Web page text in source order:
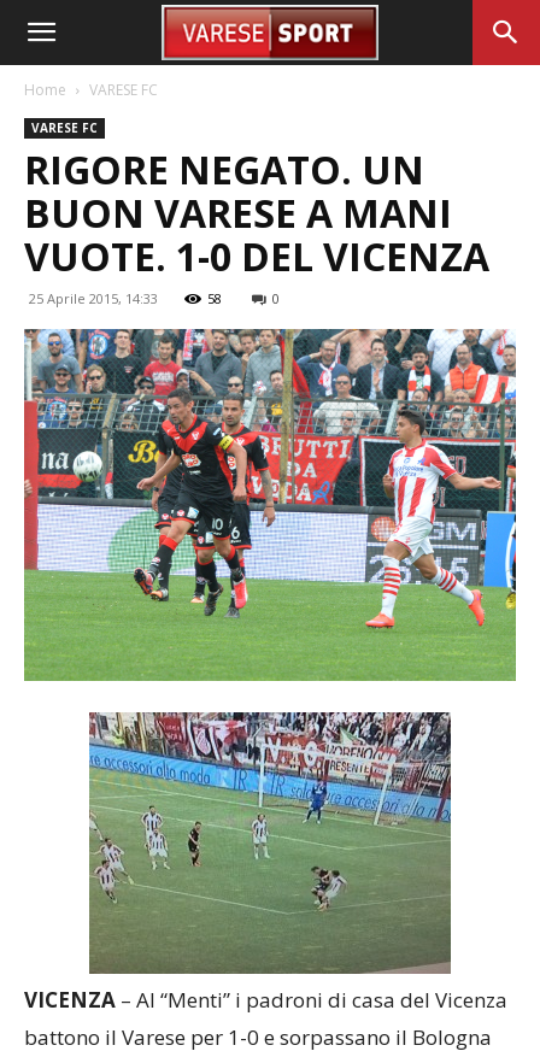
Home VARESE FC
VARESE FC
RIGORE NEGATO. UN
BUON VARESE A MANI
VUOTE. 1-0 DEL VICENZA
25 Aprile 2015, 14:33 58 0
VICENZA – Al “Menti” i padroni di casa del Vicenza
battono il Varese per 1-0 e sorpassano il Bologna